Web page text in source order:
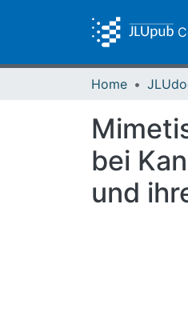
Home
bei
und